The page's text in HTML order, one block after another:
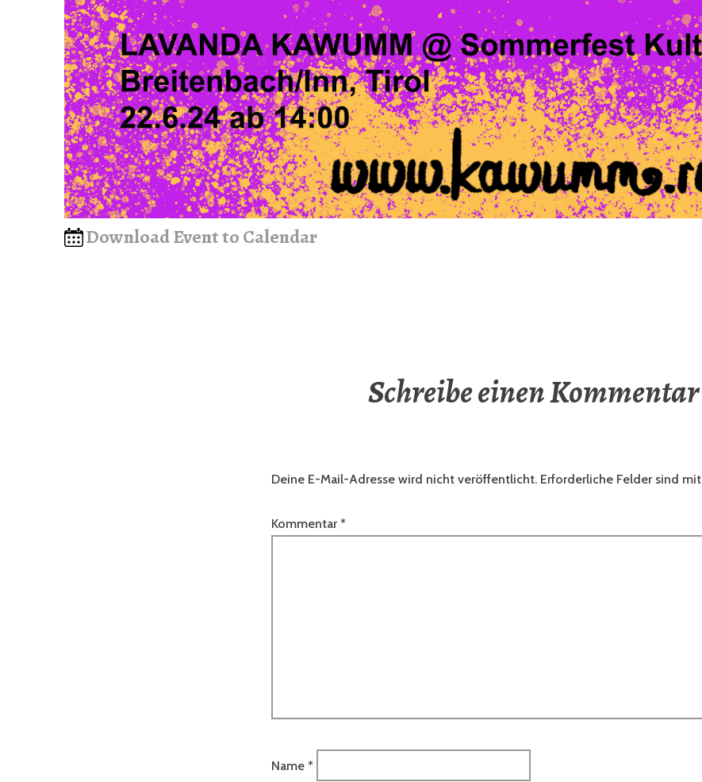
Download Event to Calendar
Schreibe einen Kommentar
Deine E-Mail-Adresse wird nicht veröffentlicht. Erforderliche Felder sind mit
Kommentar *
Name *